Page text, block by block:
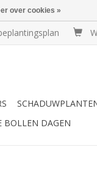
BOLLEN DAGEN
over cookies »